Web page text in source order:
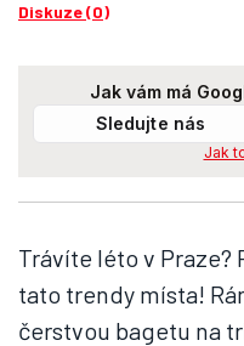
Diskuze (0)
Jak vám má
Sledujte nás
Jak
Trávíte léto v Praze?
tato trendy místa!
čerstvou bagetu na